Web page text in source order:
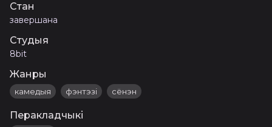
Стан
завершана
Студыя
8bit
Жанры
камедыя фэнтэзі сёнэн
Перакладчыкі